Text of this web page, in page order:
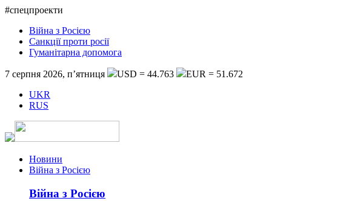
#спецпроекти
Війна з Росією
Санкції проти росії
Гуманітарна допомога
7 серпня 2026, п’ятниця USD = 44.763
EUR = 51.672
UKR
RUS
Новини
Війна з Росією
Війна з Росією